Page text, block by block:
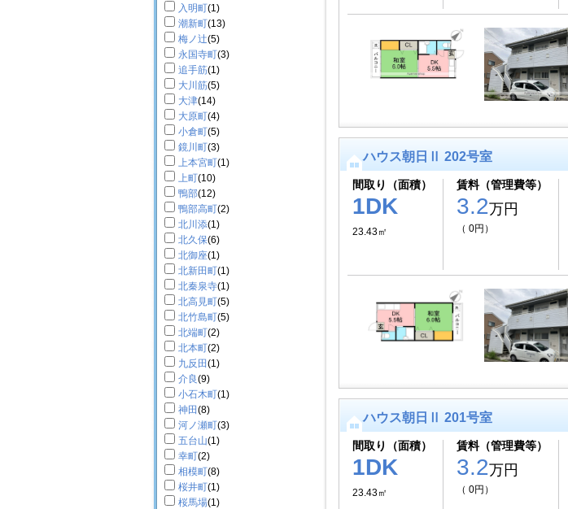
入明町(1)
潮新町(13)
梅ノ辻(5)
永国寺町(3)
追手筋(1)
大川筋(5)
大津(14)
大原町(4)
小倉町(5)
鏡川町(3)
上本宮町(1)
上町(10)
鴨部(12)
鴨部高町(2)
北川添(1)
北久保(6)
北御座(1)
北新田町(1)
北秦泉寺(1)
北高見町(5)
北竹島町(5)
北端町(2)
北本町(2)
九反田(1)
介良(9)
小石木町(1)
神田(8)
河ノ瀬町(3)
五台山(1)
幸町(2)
相模町(8)
桜井町(1)
桜馬場(1)
ハウス朝日Ⅱ 202号室
間取り（面積）
1DK
23.43㎡
賃料（管理費等）
3.2万円
（ 0円）
ハウス朝日Ⅱ 201号室
間取り（面積）
1DK
23.43㎡
賃料（管理費等）
3.2万円
（ 0円）